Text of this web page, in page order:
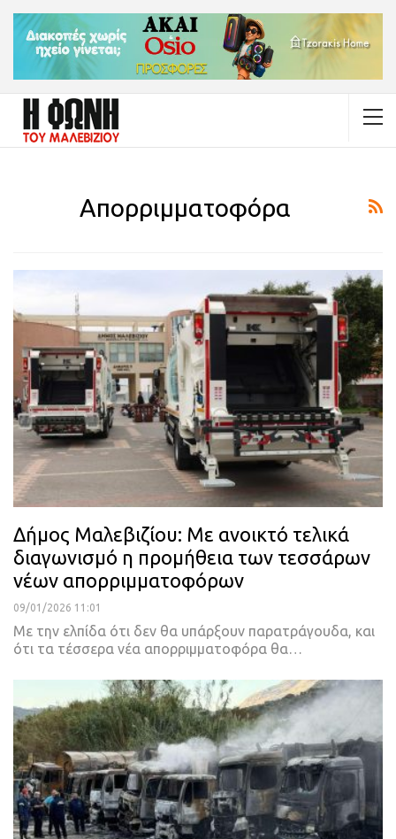
Απορριμματοφόρα
Δήμος Μαλεβιζίου: Με ανοικτό τελικά
διαγωνισμό η προμήθεια των τεσσάρων
νέων απορριμματοφόρων
09/01/2026 11:01
Με την ελπίδα ότι δεν θα υπάρξουν παρατράγουδα, και
ότι τα τέσσερα νέα απορριμματοφόρα θα…